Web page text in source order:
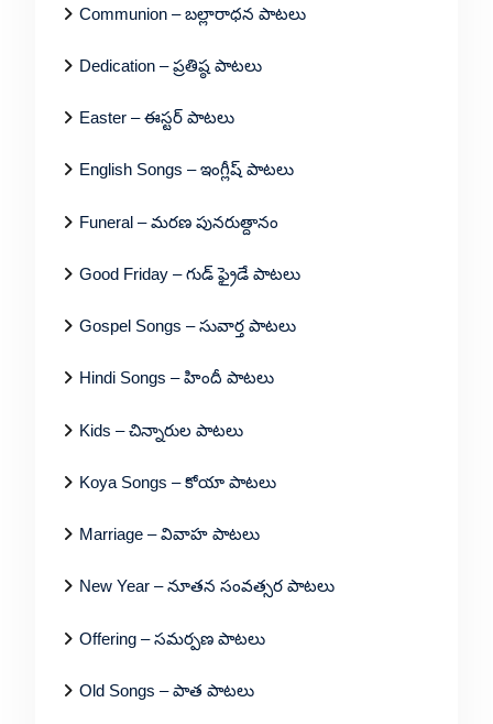
Communion – బల్లారాధన పాటలు
Dedication – ప్రతిష్ఠ పాటలు
Easter – ఈస్టర్ పాటలు
English Songs – ఇంగ్లీష్ పాటలు
Funeral – మరణ పునరుత్దానం
Good Friday – గుడ్ ఫ్రైడే పాటలు
Gospel Songs – సువార్త పాటలు
Hindi Songs – హిందీ పాటలు
Kids – చిన్నారుల పాటలు
Koya Songs – కోయా పాటలు
Marriage – వివాహ పాటలు
New Year – నూతన సంవత్సర పాటలు
Offering – సమర్పణ పాటలు
Old Songs – పాత పాటలు